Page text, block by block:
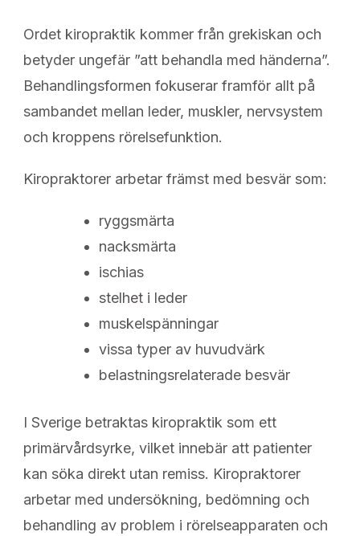
Ordet kiropraktik kommer från grekiskan och
betyder ungefär ”att behandla med händerna”.
Behandlingsformen fokuserar framför allt på
sambandet mellan leder, muskler, nervsystem
och kroppens rörelsefunktion.
Kiropraktorer arbetar främst med besvär som:
ryggsmärta
nacksmärta
ischias
stelhet i leder
muskelspänningar
vissa typer av huvudvärk
belastningsrelaterade besvär
I Sverige betraktas kiropraktik som ett
primärvårdsyrke, vilket innebär att patienter
kan söka direkt utan remiss. Kiropraktorer
arbetar med undersökning, bedömning och
behandling av problem i rörelseapparaten och